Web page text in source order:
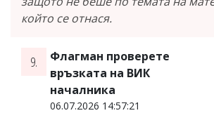
който се отнася.
9.
Флагман проверете
връзката на ВИК
началника
06.07.2026 14:57:21